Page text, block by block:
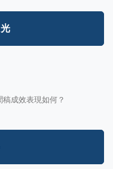
成效表現如何？